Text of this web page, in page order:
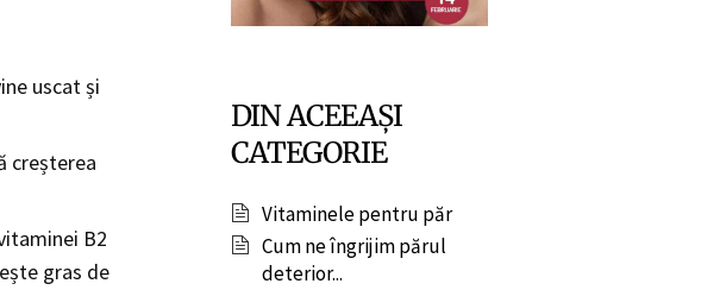
uscat și
creșterea
B2
gras de
DIN ACEEAȘI
CATEGORIE
Vitaminele pentru păr
Cum ne îngrijim părul
deterior...